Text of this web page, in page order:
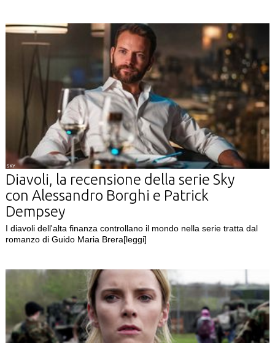
SKY
Diavoli, la recensione della serie Sky
con Alessandro Borghi e Patrick
Dempsey
I diavoli dell'alta finanza controllano il mondo nella serie tratta dal
romanzo di Guido Maria Brera[leggi]